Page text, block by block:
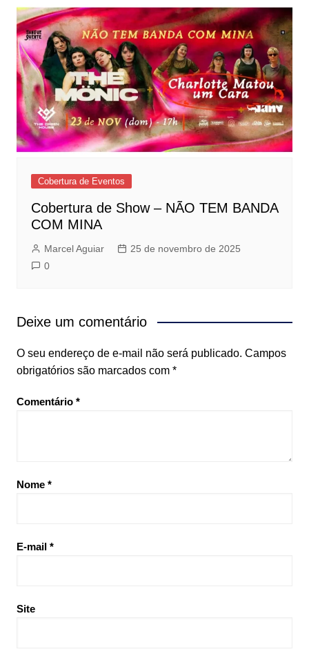
Cobertura de Eventos
Cobertura de Show – NÃO TEM BANDA
COM MINA
Marcel Aguiar
25 de novembro de 2025
0
Deixe um comentário
O seu endereço de e-mail não será publicado. Campos
obrigatórios são marcados com *
Comentário *
Nome *
E-mail *
Site